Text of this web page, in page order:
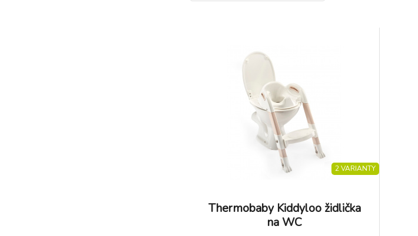
2 VARIANTY
Thermobaby Kiddyloo židlička
na WC